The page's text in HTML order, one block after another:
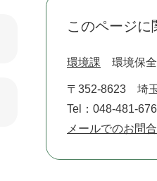
このページに
環境課 環境保
〒352-8623
埼
Tel：048-481-
メールでのお問